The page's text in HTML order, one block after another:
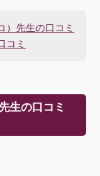
）先生の口コミ
コミ
生の口コミ